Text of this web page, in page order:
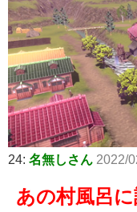
24: 名無しさん 2022/
あの村風呂